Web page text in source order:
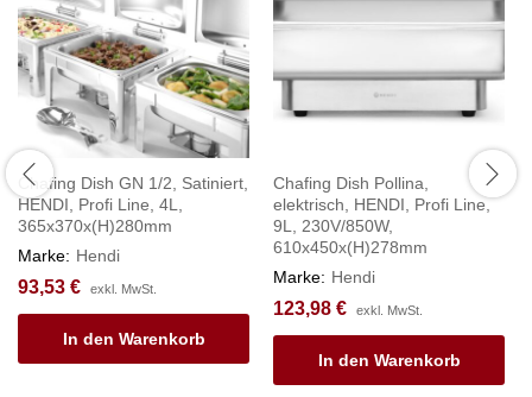
Chafing Dish GN 1/2, Satiniert,
HENDI, Profi Line, 4L,
365x370x(H)280mm
Marke: Hendi
93,53 € exkl. MwSt.
In den Warenkorb
Chafing Dish Pollina,
elektrisch, HENDI, Profi Line,
9L, 230V/850W,
610x450x(H)278mm
Marke: Hendi
123,98 € exkl. MwSt.
In den Warenkorb